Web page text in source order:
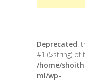
Deprecated:
#1 ($string) of
/home/
ml/wp-